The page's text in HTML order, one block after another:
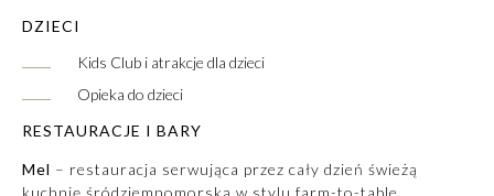
DZIECI
Kids Club i atrakcje dla dzieci
Opieka do dzieci
RESTAURACJE I BARY
Mel – restauracja serwująca przez cały dzień świeżą
kuchnię śródziemnomorską w stylu farm-to-table,